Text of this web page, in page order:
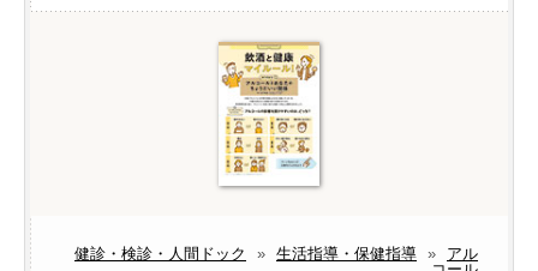
健診・検診・人間ドック » 生活指導・保健指導 »
アル